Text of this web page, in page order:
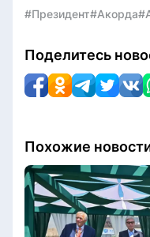
#Президент#Акорда
Поделитесь
Похожие